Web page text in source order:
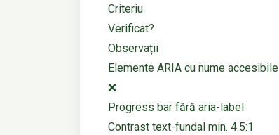
Criteriu
Verificat?
Observații
Elemente ARIA cu nume accesibile
❌
Progress bar fără aria-label
Contrast text-fundal min. 4.5:1